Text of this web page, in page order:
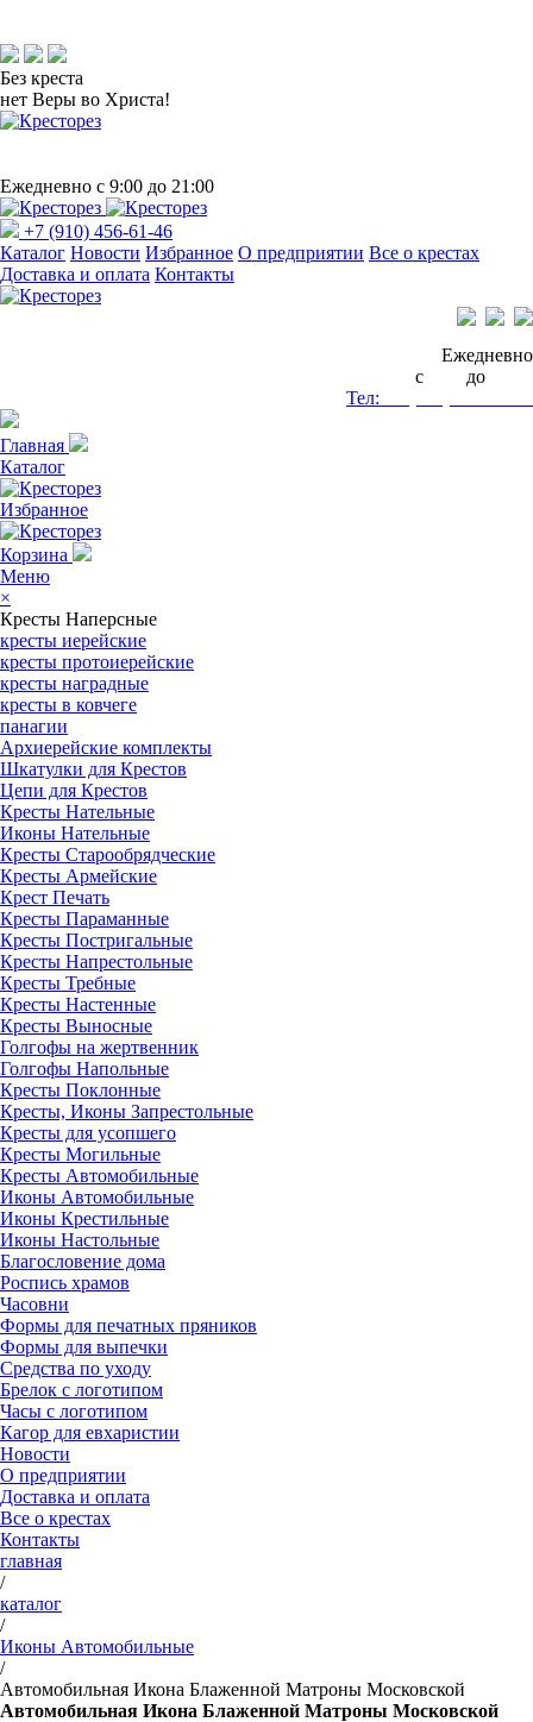
Без креста
нет Веры во Христа!
Ежедневно с 9:00 до 21:00
+7 (910) 456-61-46
Каталог Новости Избранное О предприятии Все о крестах
Доставка и оплата Контакты
Ежедневно
с
до
Тел:
Главная
Каталог
Избранное
Корзина
Меню
×
Кресты Наперсные
кресты иерейские
кресты протоиерейские
кресты наградные
кресты в ковчеге
панагии
Архиерейские комплекты
Шкатулки для Крестов
Цепи для Крестов
Кресты Нательные
Иконы Нательные
Кресты Старообрядческие
Кресты Армейские
Крест Печать
Кресты Параманные
Кресты Постригальные
Кресты Напрестольные
Кресты Требные
Кресты Настенные
Кресты Выносные
Голгофы на жертвенник
Голгофы Напольные
Кресты Поклонные
Кресты, Иконы Запрестольные
Кресты для усопшего
Кресты Могильные
Кресты Автомобильные
Иконы Автомобильные
Иконы Крестильные
Иконы Настольные
Благословение дома
Роспись храмов
Часовни
Формы для печатных пряников
Формы для выпечки
Средства по уходу
Брелок с логотипом
Часы с логотипом
Кагор для евхаристии
Новости
О предприятии
Доставка и оплата
Все о крестах
Контакты
главная
/
каталог
/
Иконы Автомобильные
/
Автомобильная Икона Блаженной Матроны Московской
Автомобильная Икона Блаженной Матроны Московской